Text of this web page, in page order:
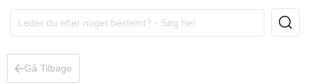
Gå Tilbage